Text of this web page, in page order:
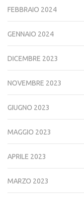
FEBBRAIO 2024
GENNAIO 2024
DICEMBRE 2023
NOVEMBRE 2023
GIUGNO 2023
MAGGIO 2023
APRILE 2023
MARZO 2023